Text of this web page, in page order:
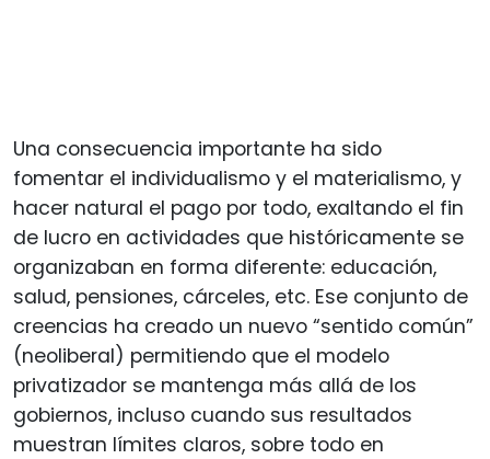
Una consecuencia importante ha sido
fomentar el individualismo y el materialismo, y
hacer natural el pago por todo, exaltando el fin
de lucro en actividades que históricamente se
organizaban en forma diferente: educación,
salud, pensiones, cárceles, etc. Ese conjunto de
creencias ha creado un nuevo “sentido común”
(neoliberal) permitiendo que el modelo
privatizador se mantenga más allá de los
gobiernos, incluso cuando sus resultados
muestran límites claros, sobre todo en